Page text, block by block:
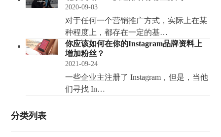
2020-09-03
对于任何一个营销推广方式，实际上在某
种程度上，都存在一定的基…
你应该如何在你的Instagram品牌资料上
增加粉丝？
2021-09-24
一些企业主注册了 Instagram，但是，当他
们寻找 In…
分类列表